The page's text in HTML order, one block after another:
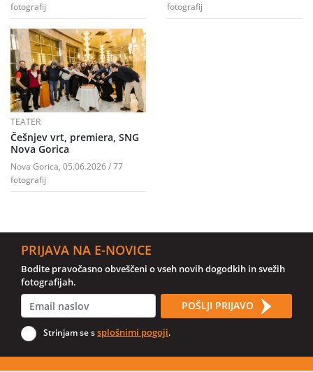
fotografij
fotografij
TEATER
Češnjev vrt, premiera, SNG
Nova Gorica
Nova Gorica, 05.06.2026 / 77
fotografij
PRIJAVA NA E-NOVICE
Bodite pravočasno obveščeni o vseh novih dogodkih in svežih
fotografijah.
POŠLJI PRIJAVO
Strinjam se ssplošnimi pogoji.